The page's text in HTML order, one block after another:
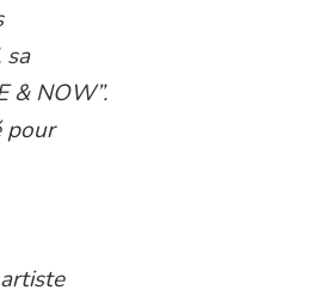
sa
& NOW”.
pour